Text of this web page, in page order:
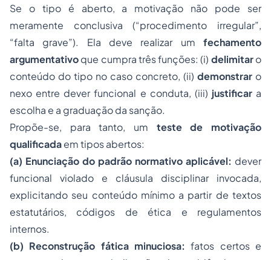
Se o tipo é aberto, a motivação não pode ser
meramente conclusiva (“procedimento irregular”,
“falta grave”). Ela deve realizar um fechamento
argumentativoque cumpra três funções: (i) delimitaro
conteúdo do tipo no caso concreto, (ii) demonstrar o
nexo entre dever funcional e conduta, (iii) justificara
escolha e a graduação da sanção.
Propõe-se, para tanto, um teste de motivação
qualificadaem tipos abertos:
(a) Enunciação do padrão normativo aplicável: dever
funcional violado e cláusula disciplinar invocada,
explicitando seu conteúdo mínimo a partir de textos
estatutários, códigos de ética e regulamentos
internos.
(b) Reconstrução fática minuciosa: fatos certos e